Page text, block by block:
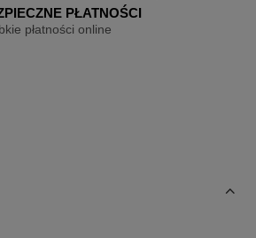
PŁATNOŚCI
płatności online